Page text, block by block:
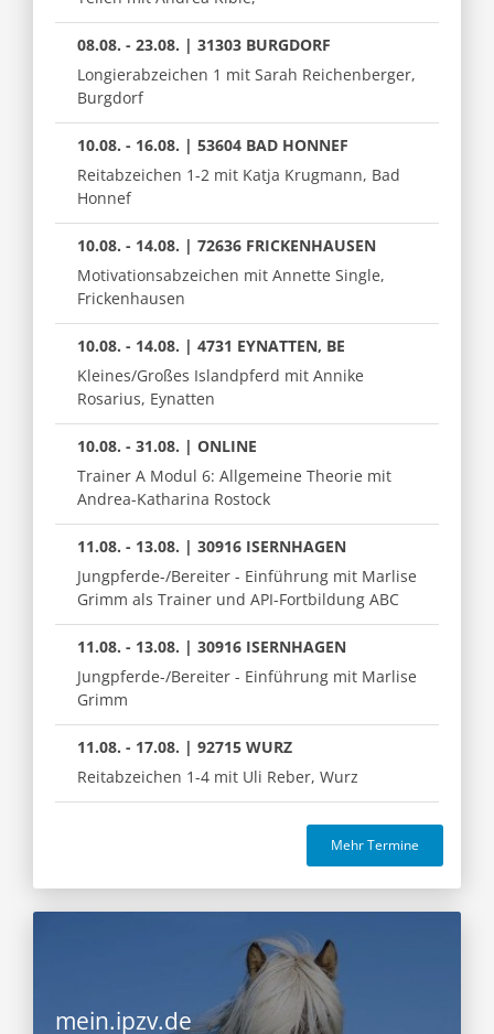
08.08. - 23.08. | 31303 BURGDORF
Longierabzeichen 1 mit Sarah Reichenberger,
Burgdorf
10.08. - 16.08. | 53604 BAD HONNEF
Reitabzeichen 1-2 mit Katja Krugmann, Bad
Honnef
10.08. - 14.08. | 72636 FRICKENHAUSEN
Motivationsabzeichen mit Annette Single,
Frickenhausen
10.08. - 14.08. | 4731 EYNATTEN, BE
Kleines/Großes Islandpferd mit Annike
Rosarius, Eynatten
10.08. - 31.08. | ONLINE
Trainer A Modul 6: Allgemeine Theorie mit
Andrea-Katharina Rostock
11.08. - 13.08. | 30916 ISERNHAGEN
Jungpferde-/Bereiter - Einführung mit Marlise
Grimm als Trainer und API-Fortbildung ABC
11.08. - 13.08. | 30916 ISERNHAGEN
Jungpferde-/Bereiter - Einführung mit Marlise
Grimm
11.08. - 17.08. | 92715 WURZ
Reitabzeichen 1-4 mit Uli Reber, Wurz
Mehr Termine
mein.ipzv.de